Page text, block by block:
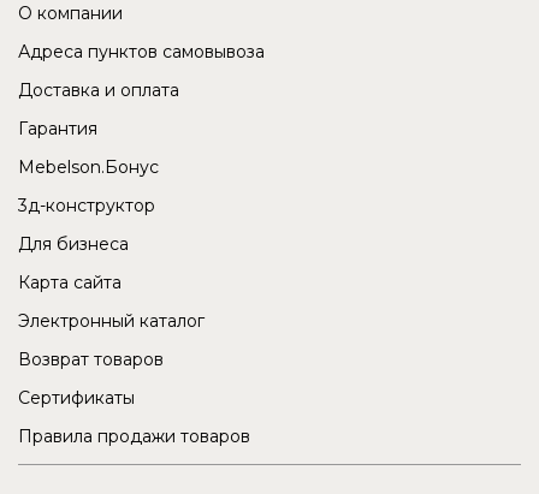
О компании
Адреса пунктов самовывоза
Доставка и оплата
Гарантия
Mebelson.Бонус
3д-конструктор
Для бизнеса
Карта сайта
Электронный каталог
Возврат товаров
Сертификаты
Правила продажи товаров